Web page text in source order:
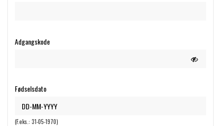
Adgangskode
Fødselsdato
(F.eks.: 31-05-1970)